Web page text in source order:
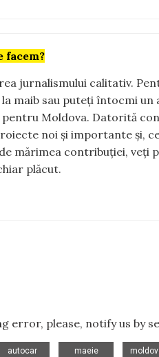
facem?
jurnalismului calitativ.
maib sau puteți întocmi
Moldova. Datorită
noi și importante și,
mărimea contribuției, veți
plăcut.
error, please, notify us by
autocar
maeie